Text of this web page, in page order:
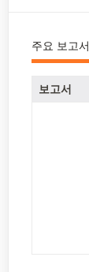
주요 보고서
보고서